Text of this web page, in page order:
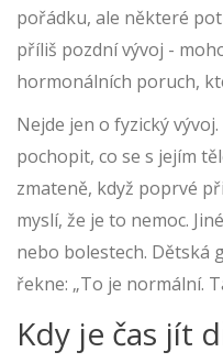
pořádku, ale některé
příliš pozdní vývoj -
hormonálních poruch,
Nejde jen o fyzický
pochopit, co se s jejím
zmateně, když poprvé
myslí, že je to nemoc.
nebo bolestech. Dětská
řekne: „To je normální.
Kdy je čas jít